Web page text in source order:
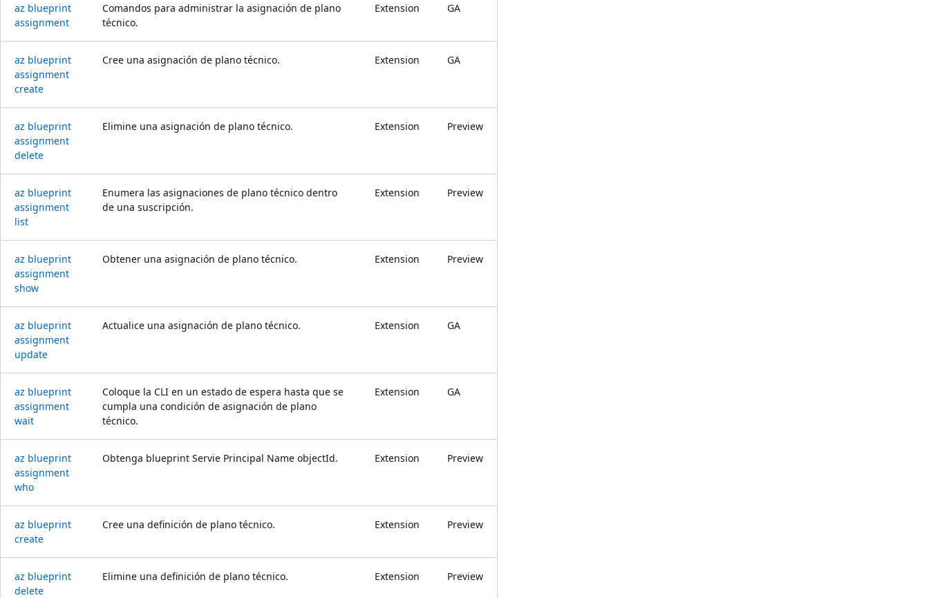
az blueprint
assignment
Comandos para administrar la asignación de plano
técnico.
Extension GA
az blueprint
assignment
create
Cree una asignación de plano técnico. Extension GA
az blueprint
assignment
delete
Elimine una asignación de plano técnico. Extension Preview
az blueprint
assignment
list
Enumera las asignaciones de plano técnico dentro
de una suscripción.
Extension Preview
az blueprint
assignment
show
Obtener una asignación de plano técnico. Extension Preview
az blueprint
assignment
update
Actualice una asignación de plano técnico. Extension GA
az blueprint
assignment
wait
Coloque la CLI en un estado de espera hasta que se
cumpla una condición de asignación de plano
técnico.
Extension GA
az blueprint
assignment
who
Obtenga blueprint Servie Principal Name objectId. Extension Preview
az blueprint
create
Cree una definición de plano técnico. Extension Preview
az blueprint
delete
Elimine una definición de plano técnico. Extension Preview